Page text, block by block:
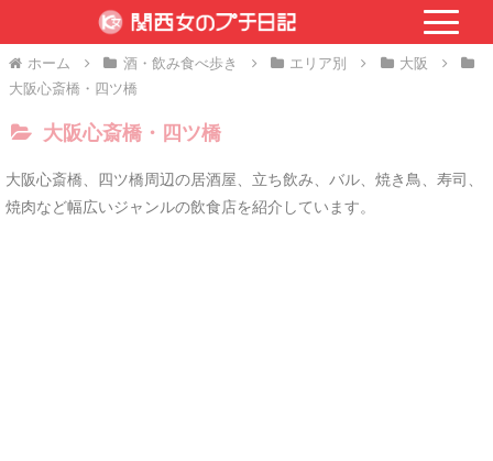
ホーム 酒・飲み食べ歩き エリア別
大阪
大阪心斎橋・四ツ橋
大阪心斎橋・四ツ橋
大阪心斎橋、四ツ橋周辺の居酒屋、立ち飲み、バル、焼き鳥、寿司、
焼肉など幅広いジャンルの飲食店を紹介しています。